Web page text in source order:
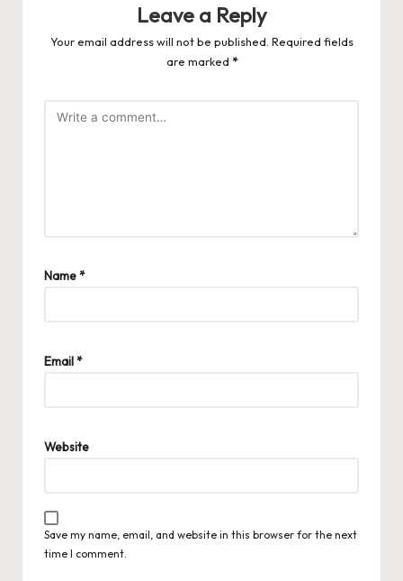
Leave a Reply
Your email address will not be published. Required fields
are marked *
Name*
Email*
Website
Save my name, email, and website in this browser for the next
time I comment.